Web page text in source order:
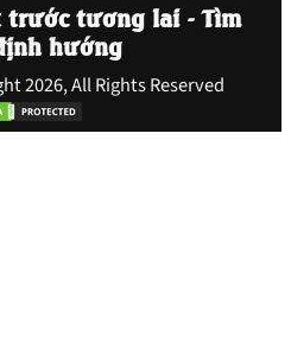
trước tương lai - Tìm
hướng
2026, All Rights Reserved